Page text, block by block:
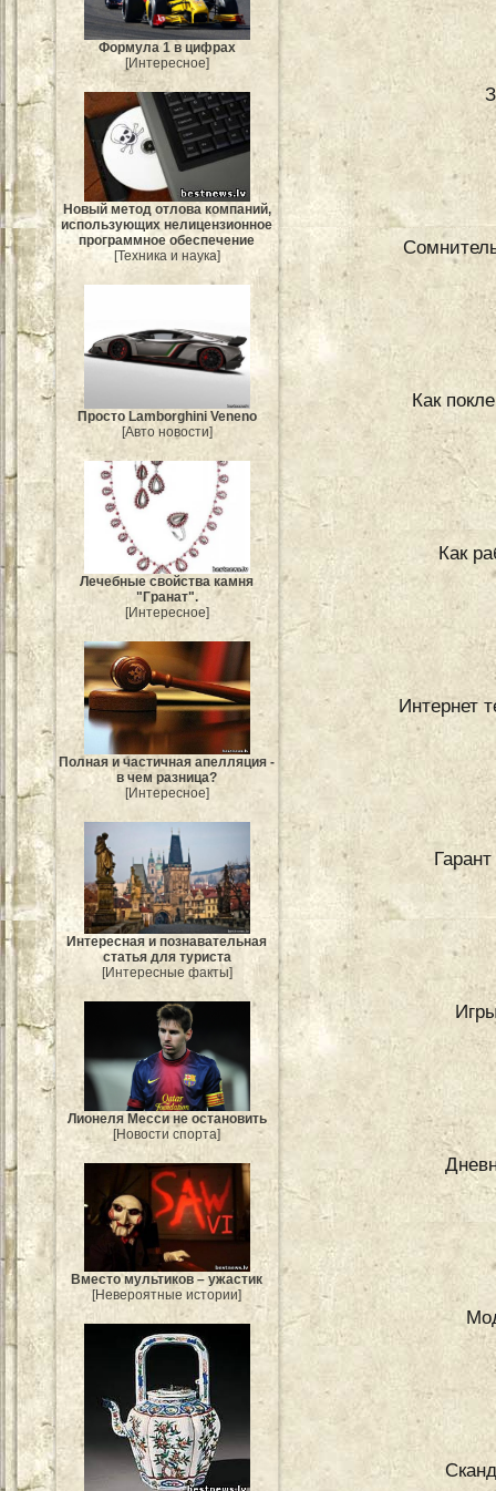
Формула 1 в цифрах
[Интересное]
Новый метод отлова компаний,
использующих нелицензионное
программное обеспечение
[Техника и наука]
Просто Lamborghini Veneno
[Авто новости]
Лечебные свойства камня
"Гранат".
[Интересное]
Полная и частичная апелляция -
в чем разница?
[Интересное]
Интересная и познавательная
статья для туриста
[Интересные факты]
Лионеля Месси не остановить
[Новости спорта]
Вместо мультиков – ужастик
[Невероятные истории]
Как
Как
Интернет